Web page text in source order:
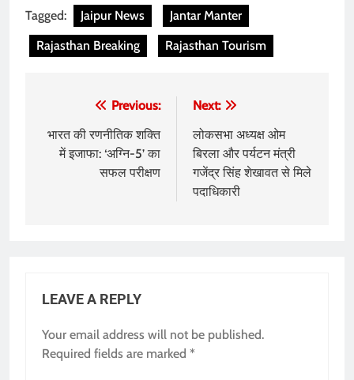
Tagged: Jaipur News
Jantar Manter
Rajasthan Breaking
Rajasthan Tourism
navigation
Previous:
भारत की रणनीतिक शक्ति
में इजाफा: ‘अग्नि-5’ का
सफल परीक्षण
Next:
लोकसभा अध्यक्ष ओम
बिरला और पर्यटन मंत्री
गजेंद्र सिंह शेखावत से मिले
पदाधिकारी
LEAVE A REPLY
Your email address will not be published.
Required fields are marked *